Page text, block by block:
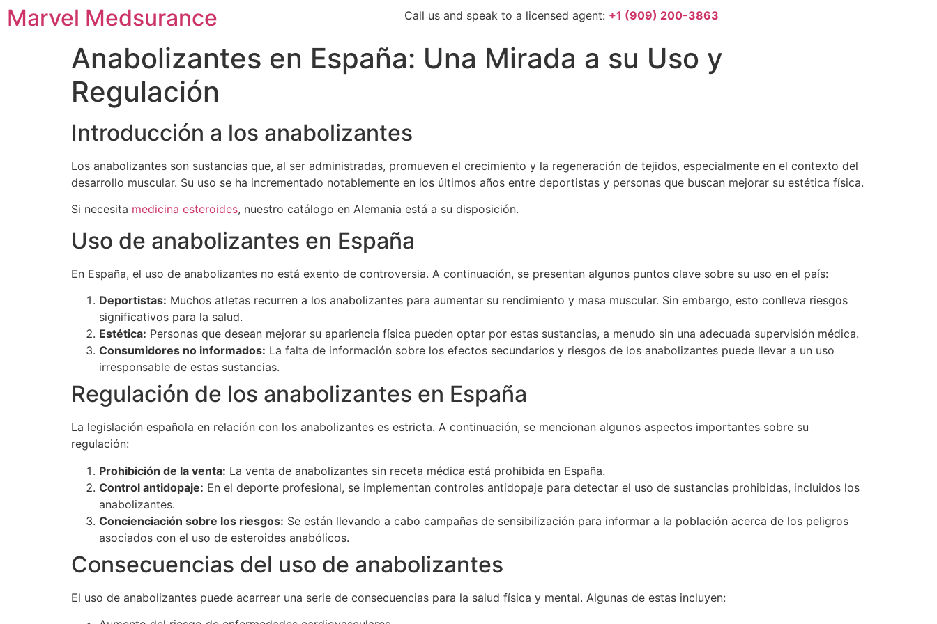
Marvel Medsurance Call us and speak to a licensed agent: +1 (909) 200-3863
Anabolizantes en España: Una Mirada a su Uso y
Regulación
Introducción a los anabolizantes
Los anabolizantes son sustancias que, al ser administradas, promueven el crecimiento y la regeneración de tejidos, especialmente en el contexto del
desarrollo muscular. Su uso se ha incrementado notablemente en los últimos años entre deportistas y personas que buscan mejorar su estética física.
Si necesita medicina esteroides, nuestro catálogo en Alemania está a su disposición.
Uso de anabolizantes en España
En España, el uso de anabolizantes no está exento de controversia. A continuación, se presentan algunos puntos clave sobre su uso en el país:
Deportistas: Muchos atletas recurren a los anabolizantes para aumentar su rendimiento y masa muscular. Sin embargo, esto conlleva riesgos
significativos para la salud.
Estética: Personas que desean mejorar su apariencia física pueden optar por estas sustancias, a menudo sin una adecuada supervisión médica.
Consumidores no informados: La falta de información sobre los efectos secundarios y riesgos de los anabolizantes puede llevar a un uso
irresponsable de estas sustancias.
Regulación de los anabolizantes en España
La legislación española en relación con los anabolizantes es estricta. A continuación, se mencionan algunos aspectos importantes sobre su
regulación:
Prohibición de la venta: La venta de anabolizantes sin receta médica está prohibida en España.
Control antidopaje: En el deporte profesional, se implementan controles antidopaje para detectar el uso de sustancias prohibidas, incluidos los
anabolizantes.
Concienciación sobre los riesgos: Se están llevando a cabo campañas de sensibilización para informar a la población acerca de los peligros
asociados con el uso de esteroides anabólicos.
Consecuencias del uso de anabolizantes
El uso de anabolizantes puede acarrear una serie de consecuencias para la salud física y mental. Algunas de estas incluyen: